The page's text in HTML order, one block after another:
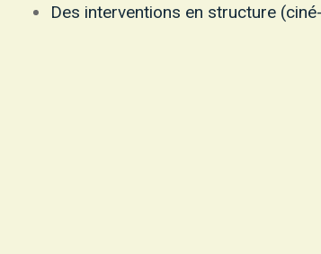
Des interventions en structure